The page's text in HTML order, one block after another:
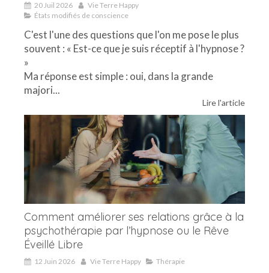
20 Juil 2026
Vie Terre Happy
États modifiés de conscience
C'est l'une des questions que l'on me pose le plus
souvent : « Est-ce que je suis réceptif à l'hypnose ?
»
Ma réponse est simple : oui, dans la grande
majori...
Lire l'article
Comment améliorer ses relations grâce à la
psychothérapie par l’hypnose ou le Rêve
Éveillé Libre
12 Juin 2026 Vie Terre Happy Thérapie